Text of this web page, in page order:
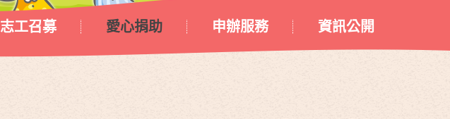
志工召募 愛心捐助 申辦服務 資訊公開